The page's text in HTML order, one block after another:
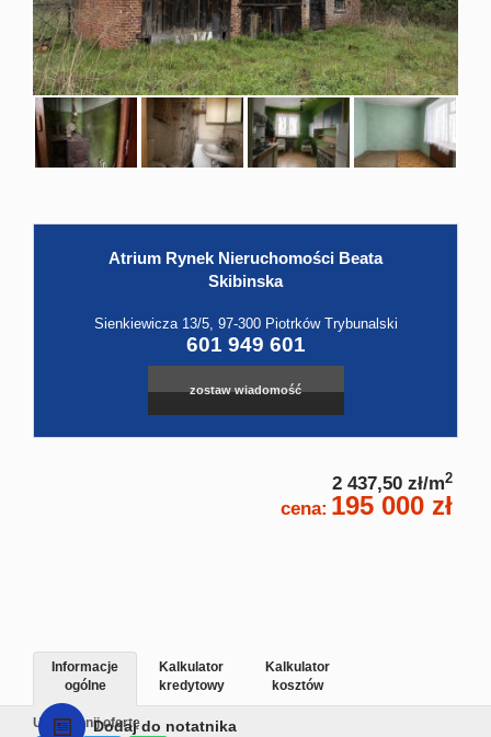
Hale
Atrium Rynek Nieruchomości Beata
Skibinska
Sienkiewicza 13/5, 97-300 Piotrków Trybunalski
601 949 601
zostaw wiadomość
2 437,50 zł/m2
cena: 195 000 zł
Dodaj do notatnika
Udostępnij ofertę
Informacje
ogólne
Kalkulator
kredytowy
Kalkulator
kosztów